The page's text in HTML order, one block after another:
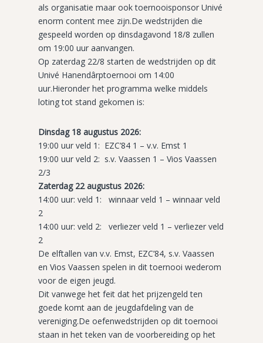
als organisatie maar ook toernooisponsor Univé
enorm content mee zijn.De wedstrijden die
gespeeld worden op dinsdagavond 18/8 zullen
om 19:00 uur aanvangen.
Op zaterdag 22/8 starten de wedstrijden op dit
Univé Hanendârptoernooi om 14:00
uur.Hieronder het programma welke middels
loting tot stand gekomen is:
Dinsdag 18 augustus 2026:
19:00 uur veld 1: EZC’84 1 – v.v. Emst 1
19:00 uur veld 2: s.v. Vaassen 1 – Vios Vaassen
2/3
Zaterdag 22 augustus 2026:
14:00 uur: veld 1: winnaar veld 1 – winnaar veld
2
14:00 uur: veld 2: verliezer veld 1 – verliezer veld
2
De elftallen van v.v. Emst, EZC’84, s.v. Vaassen
en Vios Vaassen spelen in dit toernooi wederom
voor de eigen jeugd.
Dit vanwege het feit dat het prijzengeld ten
goede komt aan de jeugdafdeling van de
vereniging.De oefenwedstrijden op dit toernooi
staan in het teken van de voorbereiding op het